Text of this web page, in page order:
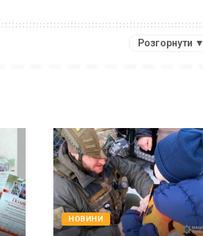
Розгорнути ▼
НОВИНИ